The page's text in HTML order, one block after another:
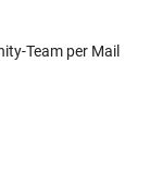
Team per Mail